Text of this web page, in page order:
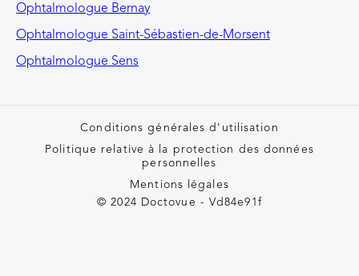
Ophtalmologue Bernay
Ophtalmologue Saint-Sébastien-de-Morsent
Ophtalmologue Sens
Conditions générales d'utilisation
Politique relative à la protection des données
personnelles
Mentions légales
© 2024 Doctovue - Vd84e91f